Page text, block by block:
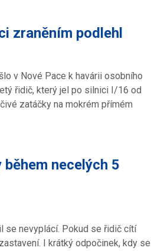
zraněním podlehl
v Nové Pace k havárii osobního
řidič, který jel po silnici I/16 od
zatáčky na mokrém přímém
necelých 5
se nevyplácí. Pokud se řidič cítí
I krátký odpočinek, kdy se